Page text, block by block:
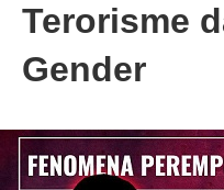
Terorisme
Gender